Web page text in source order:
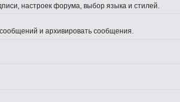
настроек форума, выбор языка и стилей.
и архивировать сообщения.